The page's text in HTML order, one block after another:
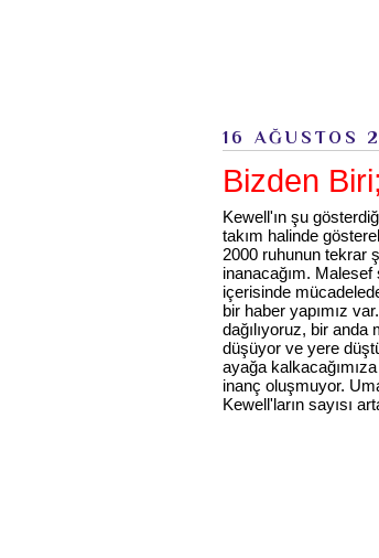
16 AĞUSTOS
Bizden
Kewell'ın şu
takım halinde
2000 ruhunun tekrar
inanacağım. Malesef
içerisinde
bir haber yapımız
dağılıyoruz, bir anda
düşüyor ve yere
ayağa
inanç oluşmuyor.
Kewell'ların sayısı